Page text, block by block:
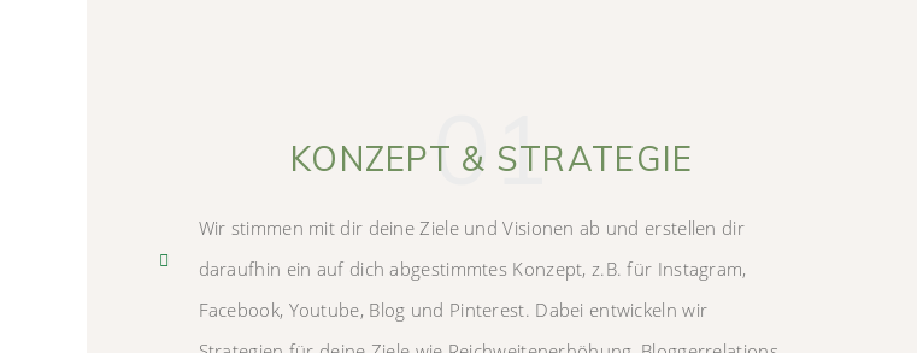
KONZEPT & STRATEGIE
01
Wir stimmen mit dir deine Ziele und Visionen ab und erstellen dir
daraufhin ein auf dich abgestimmtes Konzept, z.B. für Instagram,
Facebook, Youtube, Blog und Pinterest. Dabei entwickeln wir